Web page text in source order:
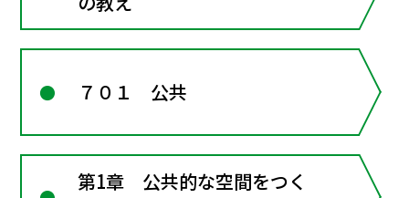
７０１ 公共
第1章 公共的な空間をつく